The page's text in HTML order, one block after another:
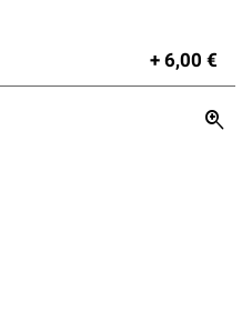
+ 6,00 €
zoom_in